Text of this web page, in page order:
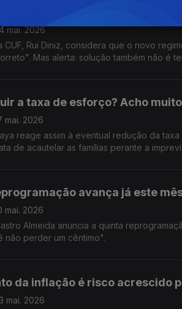
de contratação de
mai. 2026
CUF, Rui Diniz, considera que o novo
Mas alerta: solução também não é
a taxa de esforço? Acho
mai. 2026
reage assim à eventual redução da
de acautelar as famílias perante a
avança já este
mai. 2026
Almeida anuncia a quinta
não perder um cêntimo".
da inflação é risco acrescido
mai. 2026